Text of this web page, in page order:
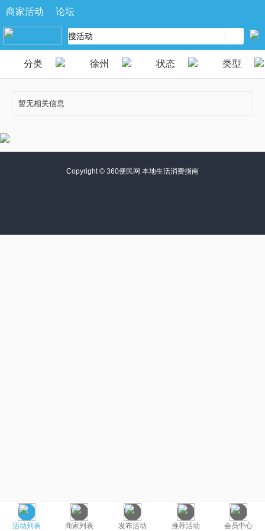
商家活动 论坛
分类 徐州 状态 类型
暂无相关信息
活动列表 商家列表 发布活动 推荐活动 会员中心
Copyright © 360便民网 本地生活消费指南